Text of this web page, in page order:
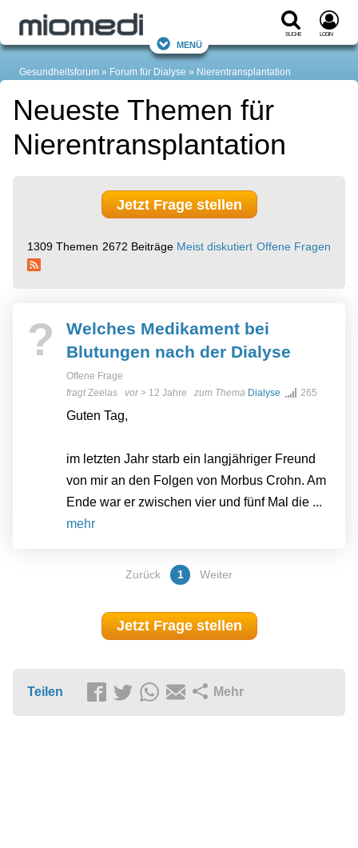
Suche Login
Menü
Gesundheitsforum Forum für Dialyse Nierentransplantation
Neueste Themen für
Nierentransplantation
Jetzt Frage stellen
1309 Themen 2672 Beiträge Meist diskutiert Offene Fragen
?
Welches Medikament bei
Blutungen nach der Dialyse
Offene Frage
fragtZeelas vor> 12 Jahre zum Thema Dialyse 265
Guten Tag,
im letzten Jahr starb ein langjähriger Freund
von mir an den Folgen von Morbus Crohn. Am
Ende war er zwischen vier und fünf Mal die ...
mehr
Zurück 1 Weiter
Jetzt Frage stellen
Teilen Mehr